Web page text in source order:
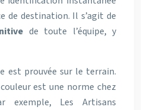
de destination. Il s’agit de
de toute l’équipe, y
est prouvée sur le terrain.
est une norme chez
exemple, Les Artisans